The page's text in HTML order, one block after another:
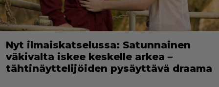
Nyt ilmaiskatselussa: Satunnainen
väkivalta iskee keskelle arkea –
tähtinäyttelijöiden pysäyttävä draama